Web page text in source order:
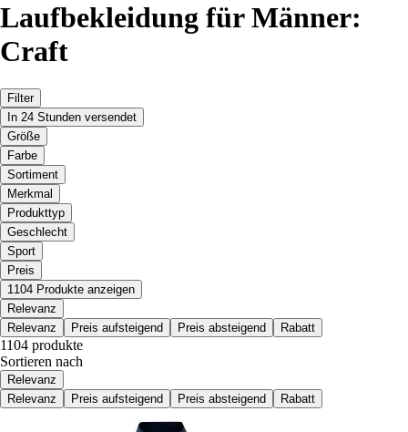
Laufbekleidung für Männer:
Craft
Filter
In 24 Stunden versendet
Größe
Farbe
Sortiment
Merkmal
Produkttyp
Geschlecht
Sport
Preis
1104 Produkte anzeigen
Relevanz
Relevanz
Preis aufsteigend Preis absteigend Rabatt
1104 produkte
Sortieren nach
Relevanz
Relevanz
Preis aufsteigend Preis absteigend Rabatt